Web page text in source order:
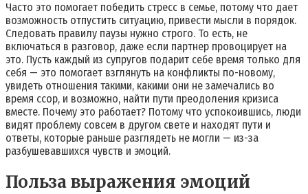
Часто это помогает победить стресс в семье, потому что дает
возможность отпустить ситуацию, привести мысли в порядок.
Следовать правилу паузы нужно строго. То есть, не
включаться в разговор, даже если партнер провоцирует на
это. Пусть каждый из супругов подарит себе время только для
себя — это помогает взглянуть на конфликты по-новому,
увидеть отношения такими, какими они не замечались во
время ссор, и возможно, найти пути преодоления кризиса
вместе. Почему это работает? Потому что успокоившись, люди
видят проблему совсем в другом свете и находят пути и
ответы, которые раньше разглядеть не могли — из-за
разбушевавшихся чувств и эмоций.
Польза выражения эмоций